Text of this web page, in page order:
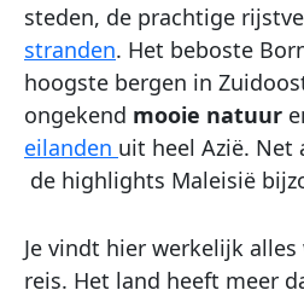
steden, de prachtige
stranden. Het beboste
hoogste bergen in
ongekend mooie natuur
eilanden uit heel Azië. Net
de highlights Maleisië
Je vindt hier werkelijk
reis. Het land heeft meer